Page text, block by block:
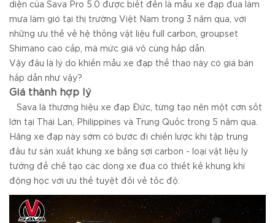
diện của Sava Pro 5.0 được biết đến là mẫu xe đạp đua làm
mưa làm gió tại thị trường Việt Nam trong 3 năm qua, với
những ưu thế về hệ thống vật liệu full carbon, groupset
Shimano cao cấp, mà mức giá vô cùng hấp dẫn.
Vậy đâu là lý do khiến mẫu xe đạp thể thao này có giá bán
hấp dẫn như vậy?
Giá thành hợp lý
Sava là thương hiệu xe đạp Đức, từng tạo nên một cơn sốt
lớn tại Thái Lan, Philippines và Trung Quốc trong 5 năm qua.
Hãng xe đạp này sớm có bước đi chiến lược khi tập trung
đầu tư sản xuất khung xe bằng sợi carbon - loại vật liệu lý
tưởng để chế tạo các dòng xe đua có thiết kế khung khí
động học với ưu thế tuyệt đối về tốc độ.